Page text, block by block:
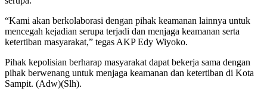
“Kami akan berkolaborasi dengan pihak keamanan lainnya untuk
mencegah kejadian serupa terjadi dan menjaga keamanan serta
ketertiban masyarakat,” tegas AKP Edy Wiyoko.
Pihak kepolisian berharap masyarakat dapat bekerja sama dengan
pihak berwenang untuk menjaga keamanan dan ketertiban di Kota
Sampit. (Adw)(Slh).